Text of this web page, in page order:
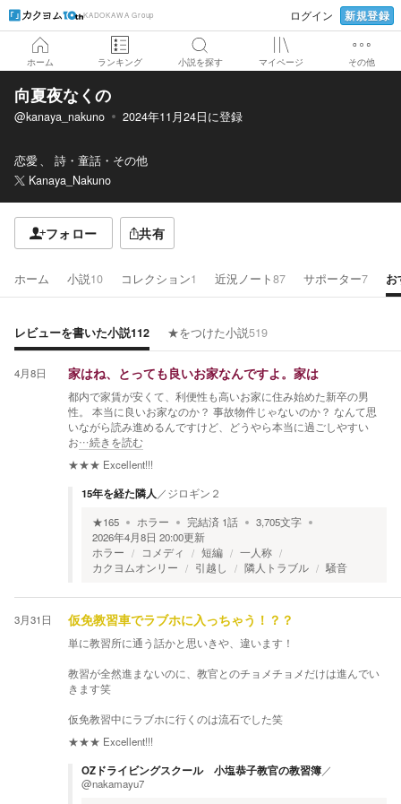
KADOKAWA Group ログイン 新規登録
ホーム ランキング 小説を探す マイページ その他
向夏夜なくの
@kanaya_nakuno 2024年11月24日に登録
恋愛
詩・童話・その他
Kanaya_Nakuno
フォロー 共有
ホーム 小説10 コレクション1 近況ノート87 サポーター7 お
レビューを書いた小説112 ★をつけた小説519
4月8日 家はね、とっても良いお家なんですよ。家は
都内で家賃が安くて、利便性も高いお家に住み始めた新卒の男
性。 本当に良いお家なのか？ 事故物件じゃないのか？ なんて思
いながら読み進めるんですけど、どうやら本当に過ごしやすい
お…続きを読む
★★★ Excellent!!!
15年を経た隣人 ／ジロギン２
★165 ホラー 完結済 1話 3,705文字
2026年4月8日 20:00更新
ホラー
コメディ 短編
一人称
カクヨムオンリー
引越し 隣人トラブル 騒音
3月31日 仮免教習車でラブホに入っちゃう！？？
単に教習所に通う話かと思いきや、違います！
教習が全然進まないのに、教官とのチョメチョメだけは進んでい
きます笑
仮免教習中にラブホに行くのは流石でした笑
★★★ Excellent!!!
OZドライビングスクール 小塩恭子教官の教習簿／
@nakamayu7